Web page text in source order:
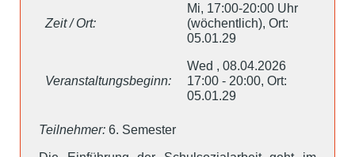
Zeit / Ort:
Mi, 17:00-20:00 Uhr
(wöchentlich), Ort:
05.01.29
Veranstaltungsbeginn:
Wed , 08.04.2026
17:00 - 20:00, Ort:
05.01.29
Teilnehmer: 6. Semester